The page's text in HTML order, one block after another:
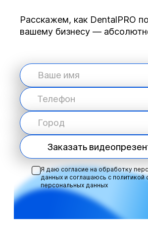
Расскажем, как DentalPRO
вашему бизнесу —
Заказать
Я даю согласие на обработку
данных и соглашаюсь с политикой
персональных данных